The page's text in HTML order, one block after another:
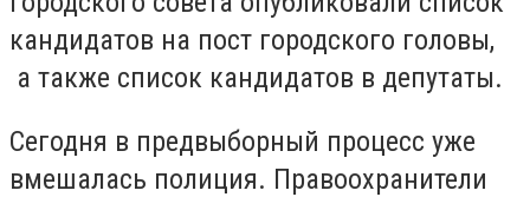
кандидатов на пост городского головы,
а также список кандидатов в депутаты.
Сегодня в предвыборный процесс уже
вмешалась полиция. Правоохранители